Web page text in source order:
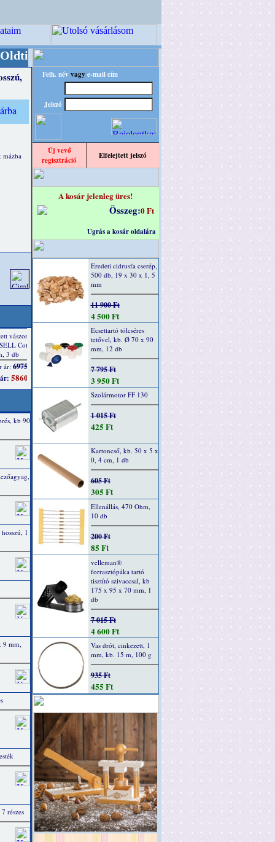
designba!
+++++++ OPITEC - A
mázba
kb 90
1
9 mm,
részes
Felh. név vagy e-mail cím
Jelszó
Új vevő
regisztráció
Elfelejtett jelszó
A kosár jelenleg üres!
Összeg:0 Ft
Ugrás a kosár oldalára
Eredeti cidrusfa cserép,
500 db, 19 x 30 x 1, 5
mm
11 900 Ft
4 500 Ft
Ecsettartó tölcséres
tetővel, kb. Ø 70 x 90
mm, 12 db
7 795 Ft
3 950 Ft
Szolármotor FF 130
1 015 Ft
425 Ft
Kartoncső, kb. 50 x 5 x
0, 4 cm, 1 db
605 Ft
305 Ft
Ellenállás, 470 Ohm,
10 db
200 Ft
85 Ft
velleman®
forrasztópáka tartó
tisztító szivaccsal, kb
175 x 95 x 70 mm, 1
db
7 015 Ft
4 600 Ft
Vas drót, cinkezett, 1
mm, kb. 15 m, 100 g
935 Ft
455 Ft